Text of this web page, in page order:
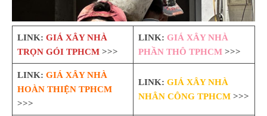
LINK: GIÁ XÂY NHÀ
TRỌN GÓI TPHCM>>>
LINK: GIÁ XÂY NHÀ
PHẦN THÔ TPHCM>>>
LINK: GIÁ XÂY NHÀ
HOÀN THIỆN TPHCM
>>>
LINK: GIÁ XÂY NHÀ
NHÂN CÔNG TPHCM>>>